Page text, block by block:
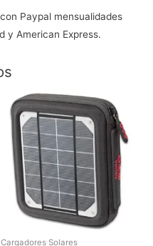
Paypal mensualidades
y American Express.
Cargadores Solares